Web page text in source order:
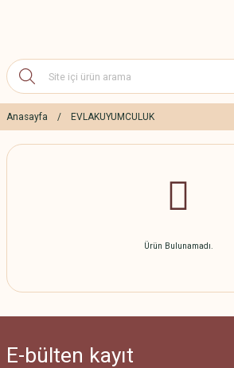
Anasayfa EVLAKUYUMCULUK
Ürün Bulunamadı.
E-bülten kayıt